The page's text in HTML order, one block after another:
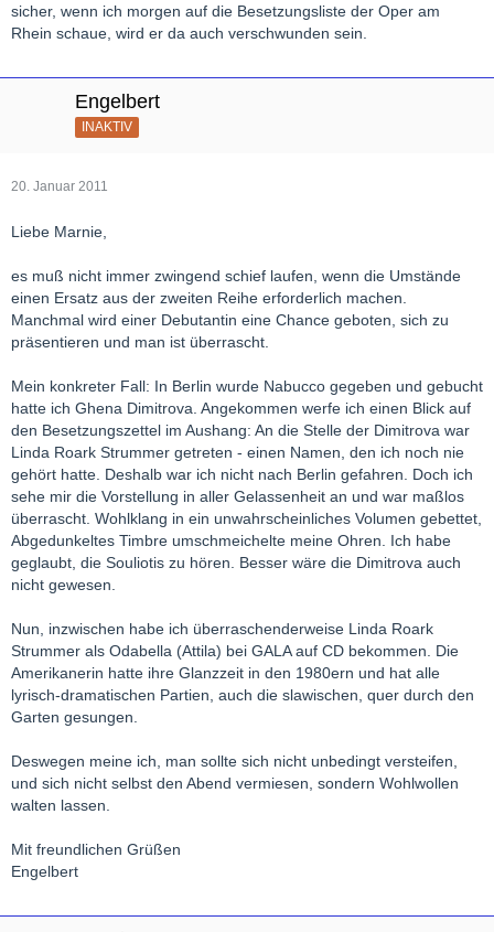
sicher, wenn ich morgen auf die Besetzungsliste der Oper am
Rhein schaue, wird er da auch verschwunden sein.
Engelbert
INAKTIV
20. Januar 2011
Liebe Marnie,
es muß nicht immer zwingend schief laufen, wenn die Umstände
einen Ersatz aus der zweiten Reihe erforderlich machen.
Manchmal wird einer Debutantin eine Chance geboten, sich zu
präsentieren und man ist überrascht.
Mein konkreter Fall: In Berlin wurde Nabucco gegeben und gebucht
hatte ich Ghena Dimitrova. Angekommen werfe ich einen Blick auf
den Besetzungszettel im Aushang: An die Stelle der Dimitrova war
Linda Roark Strummer getreten - einen Namen, den ich noch nie
gehört hatte. Deshalb war ich nicht nach Berlin gefahren. Doch ich
sehe mir die Vorstellung in aller Gelassenheit an und war maßlos
überrascht. Wohlklang in ein unwahrscheinliches Volumen gebettet,
Abgedunkeltes Timbre umschmeichelte meine Ohren. Ich habe
geglaubt, die Souliotis zu hören. Besser wäre die Dimitrova auch
nicht gewesen.
Nun, inzwischen habe ich überraschenderweise Linda Roark
Strummer als Odabella (Attila) bei GALA auf CD bekommen. Die
Amerikanerin hatte ihre Glanzzeit in den 1980ern und hat alle
lyrisch-dramatischen Partien, auch die slawischen, quer durch den
Garten gesungen.
Deswegen meine ich, man sollte sich nicht unbedingt versteifen,
und sich nicht selbst den Abend vermiesen, sondern Wohlwollen
walten lassen.
Mit freundlichen Grüßen
Engelbert